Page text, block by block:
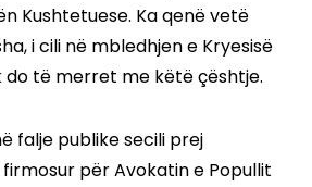
Kushtetuese. Ka qenë vetë
i cili në mbledhjen e Kryesisë
do të merret me këtë çështje.
falje publike secili prej
për Avokatin e Popullit